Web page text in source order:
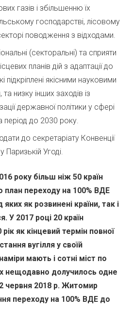
газів і збільшенню їх
господарстві, лісовому
поводження з відходами.
(секторальні) та сприяти
планів дій з адаптації до
підкріплені якісними науковими
низку інших заходів із
державної політики у сфері
період до 2030 року.
до секретаріату Конвенції
Паризькій Угоді.
року більш ніж 50 країн
план переходу на 100% ВДЕ
як розвинені країни, так і
У 2017 році 20 країн
як кінцевий термін повної
вугілля у своїй
мають і сотні міст по
нещодавно долучилось одне
червня 2018 р. Житомир
переходу на 100% ВДЕ до